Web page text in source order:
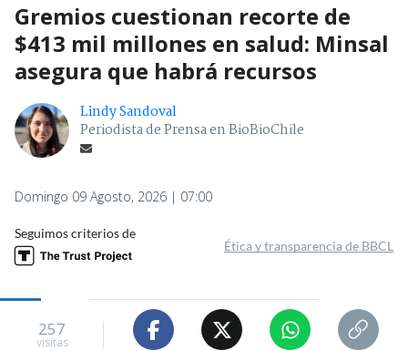
Gremios cuestionan recorte de
$413 mil millones en salud: Minsal
asegura que habrá recursos
Lindy Sandoval
Periodista de Prensa en BioBioChile
Domingo 09 Agosto, 2026 | 07:00
Seguimos criterios de
Ética y transparencia de BBCL
257
visitas